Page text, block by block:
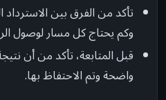
تأكد من الفرق بين الاسترداد
وكم يحتاج كل مسار لوصول
قبل المتابعة، تأكد من أن
واضحة وتم الاحتفاظ بها.